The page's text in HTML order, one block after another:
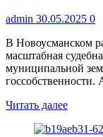
admin 30.05.2025 0
В Новоусманском
масштабная
муниципальной
Читать далее
о